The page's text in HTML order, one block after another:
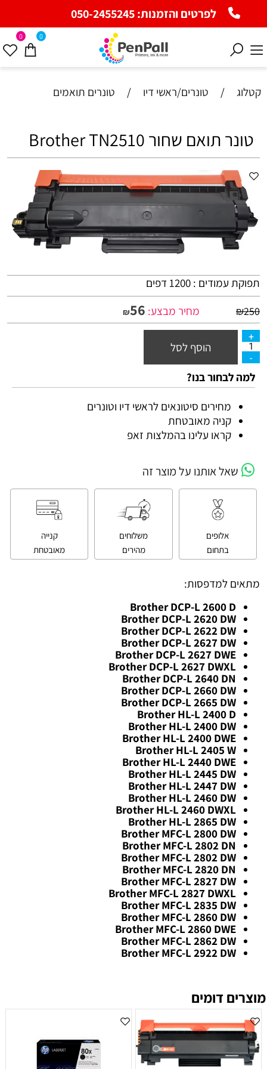
לפרטים והזמנות:050-2455245
0 0
קטלוג / טונרים/ראשי דיו / טונרים תואמים
טונר תואם שחור Brother TN2510
תפוקת עמודים : 1200 דפים
₪250 מחיר מבצע: ₪56
הוסף לסל
למה לבחור בנו?
מחירים סיטונאים לראשי דיו וטונרים
קניה מאובטחת
קראו עלינו בהמלצות זאפ
שאל אותנו על מוצר זה
אלופים
בתחום
משלוחים
מהירים
קנייה
מאובטחת
מתאים למדפסות:
Brother DCP-L 2600 D
Brother DCP-L 2620 DW
Brother DCP-L 2622 DW
Brother DCP-L 2627 DW
Brother DCP-L 2627 DWE
Brother DCP-L 2627 DWXL
Brother DCP-L 2640 DN
Brother DCP-L 2660 DW
Brother DCP-L 2665 DW
Brother HL-L 2400 D
Brother HL-L 2400 DW
Brother HL-L 2400 DWE
Brother HL-L 2405 W
Brother HL-L 2440 DWE
Brother HL-L 2445 DW
Brother HL-L 2447 DW
Brother HL-L 2460 DW
Brother HL-L 2460 DWXL
Brother HL-L 2865 DW
Brother MFC-L 2800 DW
Brother MFC-L 2802 DN
Brother MFC-L 2802 DW
Brother MFC-L 2820 DN
Brother MFC-L 2827 DW
Brother MFC-L 2827 DWXL
Brother MFC-L 2835 DW
Brother MFC-L 2860 DW
Brother MFC-L 2860 DWE
Brother MFC-L 2862 DW
Brother MFC-L 2922 DW
מוצרים דומים